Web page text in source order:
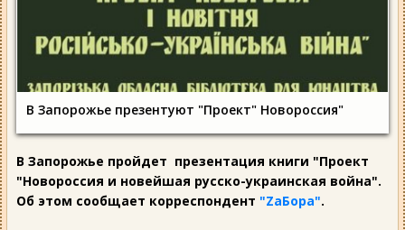
В Запорожье презентуют "Проект" Новороссия"
В Запорожье пройдет презентация книги "Проект
"Новороссия и новейшая русско-украинская война".
Об этом сообщает корреспондент "ZаБора".